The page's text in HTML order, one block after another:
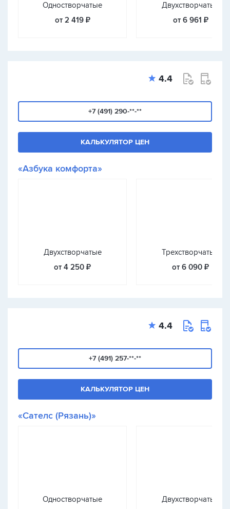
Одностворчатые
от 2 419 ₽
Двухстворчатые
от 6 961 ₽
4.4
+7 (491) 290-**-**
КАЛЬКУЛЯТОР ЦЕН
«Азбука комфорта»
Двухстворчатые
от 4 250 ₽
Трехстворчатые
от 6 090 ₽
4.4
+7 (491) 257-**-**
КАЛЬКУЛЯТОР ЦЕН
«Сателс (Рязань)»
Одностворчатые
Двухстворчатые